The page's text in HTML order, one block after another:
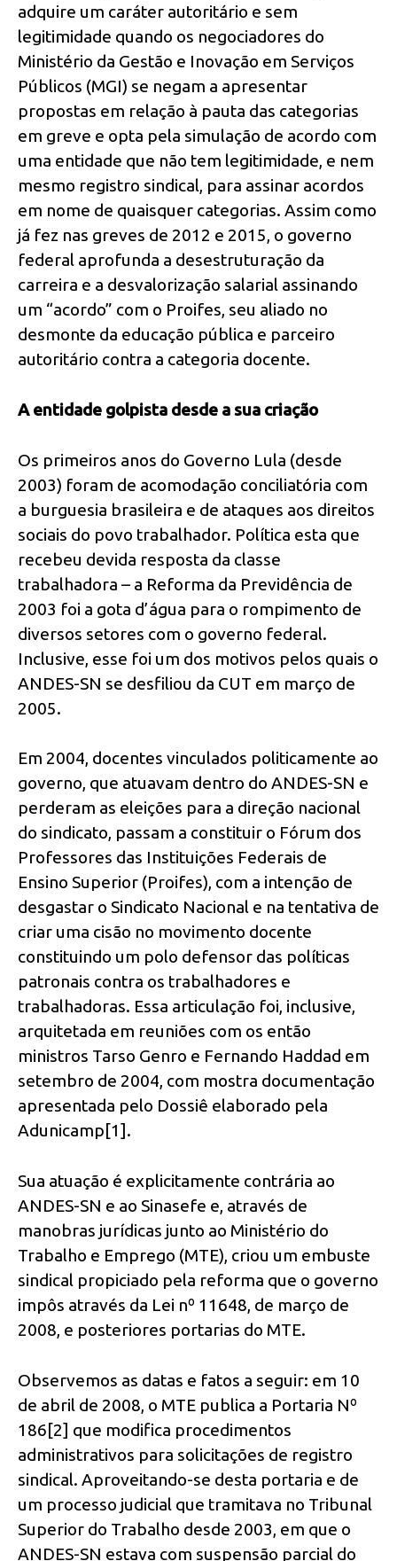
adquire um caráter autoritário e sem
legitimidade quando os negociadores do
Ministério da Gestão e Inovação em Serviços
Públicos (MGI) se negam a apresentar
propostas em relação à pauta das categorias
em greve e opta pela simulação de acordo com
uma entidade que não tem legitimidade, e nem
mesmo registro sindical, para assinar acordos
em nome de quaisquer categorias. Assim como
já fez nas greves de 2012 e 2015, o governo
federal aprofunda a desestruturação da
carreira e a desvalorização salarial assinando
um “acordo” com o Proifes, seu aliado no
desmonte da educação pública e parceiro
autoritário contra a categoria docente.
A entidade golpista desde a sua criação
Os primeiros anos do Governo Lula (desde
2003) foram de acomodação conciliatória com
a burguesia brasileira e de ataques aos direitos
sociais do povo trabalhador. Política esta que
recebeu devida resposta da classe
trabalhadora – a Reforma da Previdência de
2003 foi a gota d’água para o rompimento de
diversos setores com o governo federal.
Inclusive, esse foi um dos motivos pelos quais o
ANDES-SN se desfiliou da CUT em março de
2005.
Em 2004, docentes vinculados politicamente ao
governo, que atuavam dentro do ANDES-SN e
perderam as eleições para a direção nacional
do sindicato, passam a constituir o Fórum dos
Professores das Instituições Federais de
Ensino Superior (Proifes), com a intenção de
desgastar o Sindicato Nacional e na tentativa de
criar uma cisão no movimento docente
constituindo um polo defensor das políticas
patronais contra os trabalhadores e
trabalhadoras. Essa articulação foi, inclusive,
arquitetada em reuniões com os então
ministros Tarso Genro e Fernando Haddad em
setembro de 2004, com mostra documentação
apresentada pelo Dossiê elaborado pela
Adunicamp[1].
Sua atuação é explicitamente contrária ao
ANDES-SN e ao Sinasefe e, através de
manobras jurídicas junto ao Ministério do
Trabalho e Emprego (MTE), criou um embuste
sindical propiciado pela reforma que o governo
impôs através da Lei nº 11648, de março de
2008, e posteriores portarias do MTE.
Observemos as datas e fatos a seguir: em 10
de abril de 2008, o MTE publica a Portaria Nº
186[2] que modifica procedimentos
administrativos para solicitações de registro
sindical. Aproveitando-se desta portaria e de
um processo judicial que tramitava no Tribunal
Superior do Trabalho desde 2003, em que o
ANDES-SN estava com suspensão parcial do